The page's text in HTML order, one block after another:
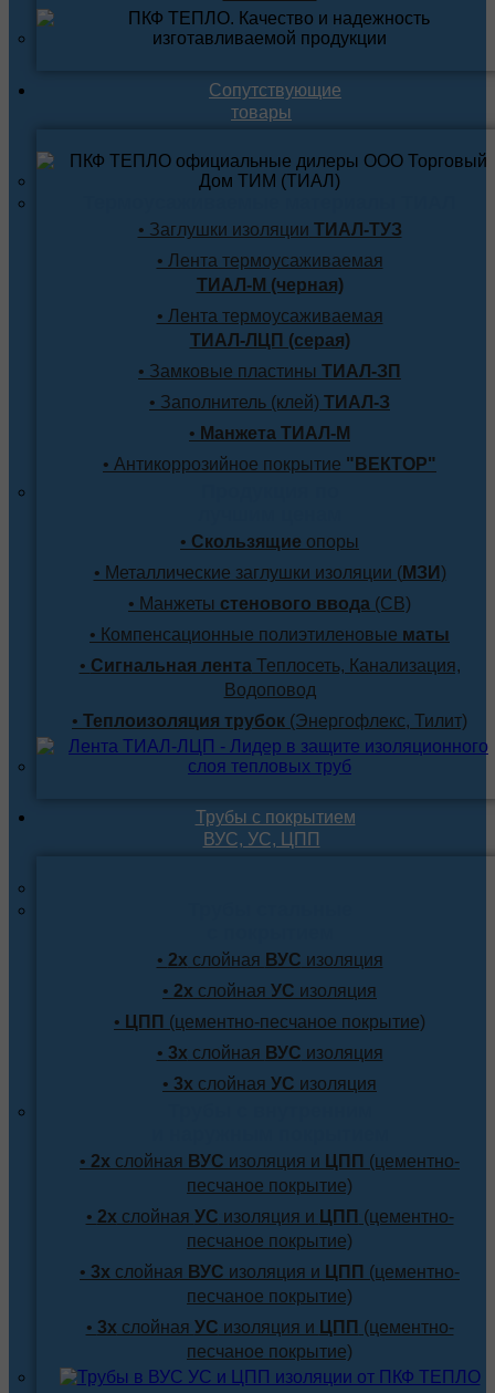
Сопутствующие
товары
• Заглушки изоляции ТИАЛ-ТУЗ
• Лента термоусаживаемая
ТИАЛ-М (черная)
• Лента термоусаживаемая
ТИАЛ-ЛЦП (серая)
• Замковые пластины ТИАЛ-ЗП
• Заполнитель (клей) ТИАЛ-З
• Манжета ТИАЛ-М
• Антикоррозийное покрытие "ВЕКТОР"
• Скользящие опоры
• Металлические заглушки изоляции (МЗИ )
• Манжеты стенового ввода (СВ)
• Компенсационные полиэтиленовые маты
• Сигнальная лентаТеплосеть, Канализация,
Водоповод
• Теплоизоляция трубок (Энергофлекс, Тилит)
Трубы с покрытием
ВУС, УС, ЦПП
• 2х слойная ВУС изоляция
• 2х слойная УС изоляция
• ЦПП (цементно-песчаное покрытие)
• 3х слойная ВУС изоляция
• 3х слойная УС изоляция
• 2х слойная ВУС изоляция и ЦПП (цементно-
песчаное покрытие)
• 2х слойная УС изоляция и ЦПП (цементно-
песчаное покрытие)
• 3х слойная ВУС изоляция и ЦПП (цементно-
песчаное покрытие)
• 3х слойная УС изоляция и ЦПП (цементно-
песчаное покрытие)